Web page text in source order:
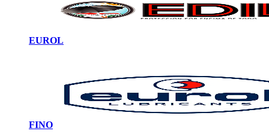
EUROL
FINO